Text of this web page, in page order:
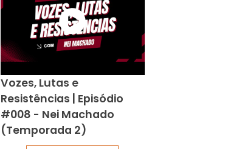
Vozes, Lutas e
Resistências | Episódio
#008 - Nei Machado
(Temporada 2)